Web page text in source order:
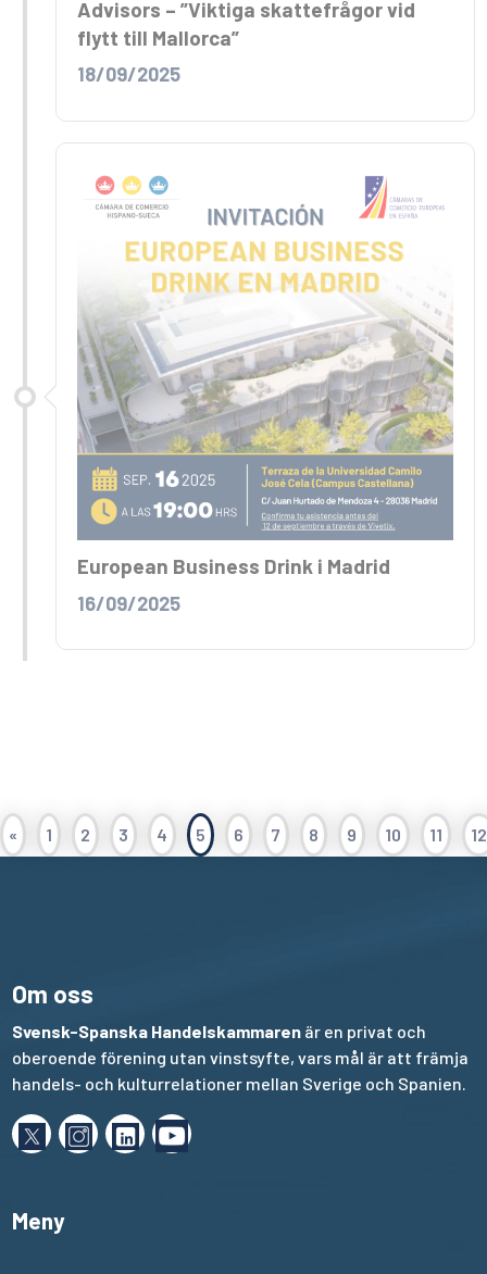
Advisors – ”Viktiga skattefrågor vid
flytt till Mallorca”
18/09/2025
European Business Drink i Madrid
16/09/2025
« 1 2 3 4 5 6 7 8 9 10 11 12
Om oss
Svensk-Spanska Handelskammaren är en privat och
oberoende förening utan vinstsyfte, vars mål är att främja
handels- och kulturrelationer mellan Sverige och Spanien.
Meny